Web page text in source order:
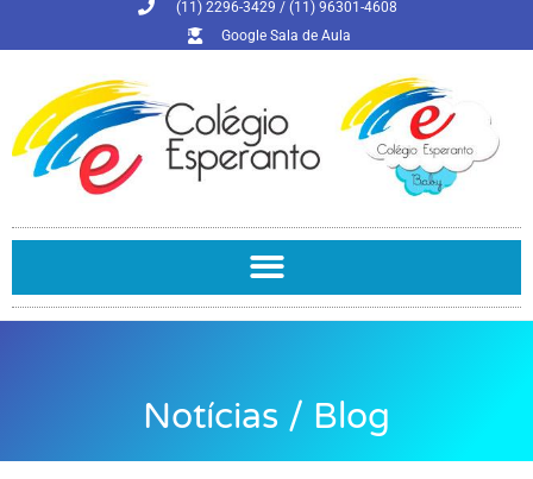
(11) 2296-3429 / (11) 96301-4608
Google Sala de Aula
Notícias / Blog